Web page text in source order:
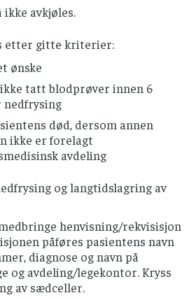
avkjøles.
etter gitte kriterier:
ønske
tatt blodprøver innen 6
død, dersom annen
ikke er forelagt
avdeling
og langtidslagring av
henvisning/rekvisisjon
påføres pasientens navn
diagnose og navn på
og avdeling/legekontor. Kryss
av sædceller.